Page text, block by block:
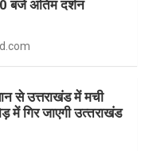
बजे अंतिम दर्शन
से उत्तराखंड में मची
में गिर जाएगी उत्‍तराखंड